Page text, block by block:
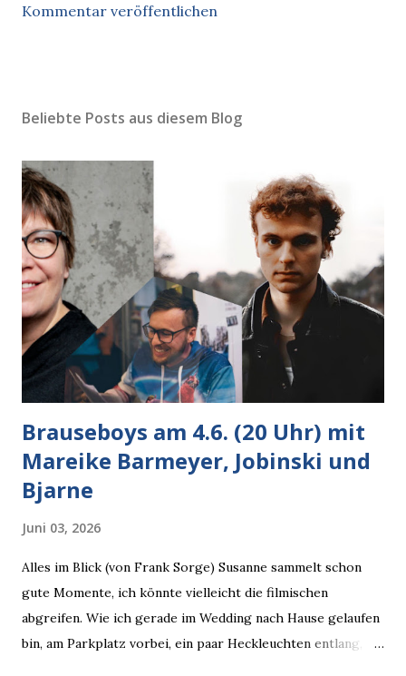
Kommentar veröffentlichen
Beliebte Posts aus diesem Blog
Brauseboys am 4.6. (20 Uhr) mit
Mareike Barmeyer, Jobinski und
Bjarne
Juni 03, 2026
Alles im Blick (von Frank Sorge) Susanne sammelt schon
gute Momente, ich könnte vielleicht die filmischen
abgreifen. Wie ich gerade im Wedding nach Hause gelaufen
bin, am Parkplatz vorbei, ein paar Heckleuchten entlang, als